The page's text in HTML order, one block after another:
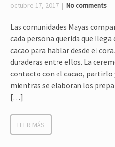
octubre 17, 2017 No comments
Las comunidades Mayas
cada persona querida que
cacao para hablar desde el
duraderas entre ellos. La
contacto con el cacao, partirlo
mientras se elaboran los
[…]
LEER MÁS